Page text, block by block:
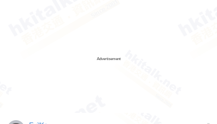
Advertisement